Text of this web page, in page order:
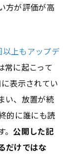
方が評価が高
上もアップデ
常に起こって
表示されてい
い、放置が続
的に誰にも読
公開した記
だけではな